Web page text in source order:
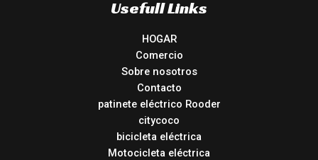
Usefull Links
HOGAR
Comercio
Sobre nosotros
Contacto
patinete eléctrico Rooder
citycoco
bicicleta eléctrica
Motocicleta eléctrica